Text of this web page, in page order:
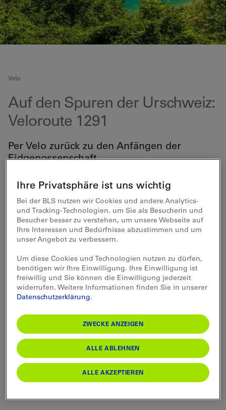
Velo
Auf den Spuren der Urschweiz:
Veloroute 1291
Per Velo zurück zu den Anfängen der
Eidgenossenschaft
die Urkantone schlossen sich auf der Rütliwiese zur
wehrhaften Eidgenossenschaft zusammen und das
Reduit im Gotthardgebiet galt lange als
uneinnehmbare Festung. Von den Gestaden des
Vierwaldstättersee aus bezwingen Sie die höchsten
Pässe der Zentralschweiz. Sie erleben die wilde
Schönheit Obwaldens und die Moorlandschaften des
Die Route 1291 werden Sie nie mehr vergessen!
Ihre Privatsphäre ist uns wichtig
Bei der BLS nutzen wir Cookies und andere Analytics-
und Tracking-Technologien, um Sie als Besucherin und
Besucher besser zu verstehen, um unsere Webseite auf
Ihre Interessen und Bedürfnisse abzustimmen und um
unser Angebot zu verbessern.
Um diese Cookies und Technologien nutzen zu dürfen,
benötigen wir Ihre Einwilligung. Ihre Einwilligung ist
freiwillig und Sie können die Einwilligung jederzeit
widerrufen. Weitere Informationen finden Sie in unserer
Datenschutzerklärung.
ZWECKE ANZEIGEN
ALLE ABLEHNEN
ALLE AKZEPTIEREN